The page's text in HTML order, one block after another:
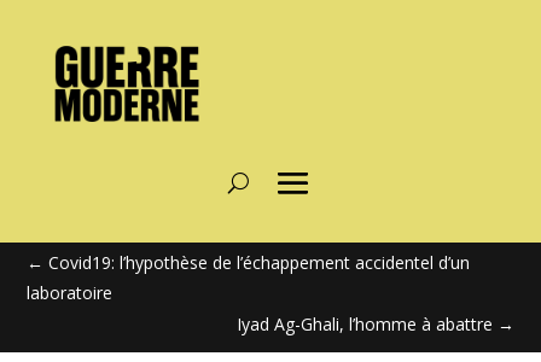
←Covid19: l’hypothèse de l’échappement accidentel d’un
laboratoire
Iyad Ag-Ghali, l’homme à abattre →